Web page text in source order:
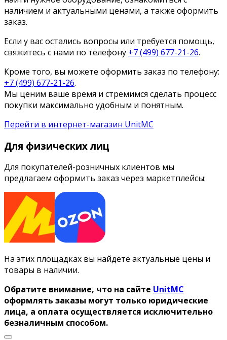
наличием и актуальными ценами, а также оформить
заказ.
Если у вас остались вопросы или требуется помощь,
свяжитесь с нами по телефону +7 (499) 677-21-26.
Кроме того, вы можете оформить заказ по телефону:
+7 (499) 677-21-26.
Мы ценим ваше время и стремимся сделать процесс
покупки максимально удобным и понятным.
Перейти в интернет-магазин UnitMC
Для физических лиц
Для покупателей-розничных клиентов мы
предлагаем оформить заказ через маркетплейсы:
На этих площадках вы найдёте актуальные цены и
товары в наличии.
Обратите внимание, что на сайте UnitMC
оформлять заказы могут только юридические
лица, а оплата осуществляется исключительно
безналичным способом.